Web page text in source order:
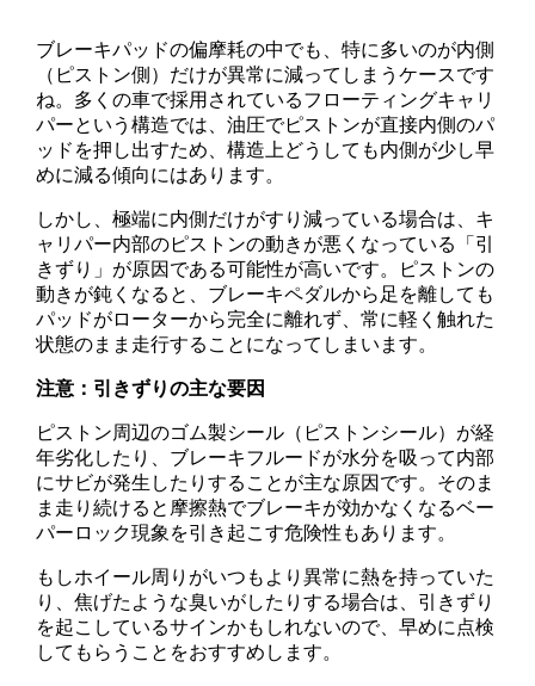
ブレーキパッドの偏摩耗の中でも、特に多いのが内側
（ピストン側）だけが異常に減ってしまうケースです
ね。多くの車で採用されているフローティングキャリ
パーという構造では、油圧でピストンが直接内側のパ
ッドを押し出すため、構造上どうしても内側が少し早
めに減る傾向にはあります。
しかし、極端に内側だけがすり減っている場合は、キ
ャリパー内部のピストンの動きが悪くなっている「引
きずり」が原因である可能性が高いです。ピストンの
動きが鈍くなると、ブレーキペダルから足を離しても
パッドがローターから完全に離れず、常に軽く触れた
状態のまま走行することになってしまいます。
注意：引きずりの主な要因
ピストン周辺のゴム製シール（ピストンシール）が経
年劣化したり、ブレーキフルードが水分を吸って内部
にサビが発生したりすることが主な原因です。そのま
ま走り続けると摩擦熱でブレーキが効かなくなるベー
パーロック現象を引き起こす危険性もあります。
もしホイール周りがいつもより異常に熱を持っていた
り、焦げたような臭いがしたりする場合は、引きずり
を起こしているサインかもしれないので、早めに点検
してもらうことをおすすめします。